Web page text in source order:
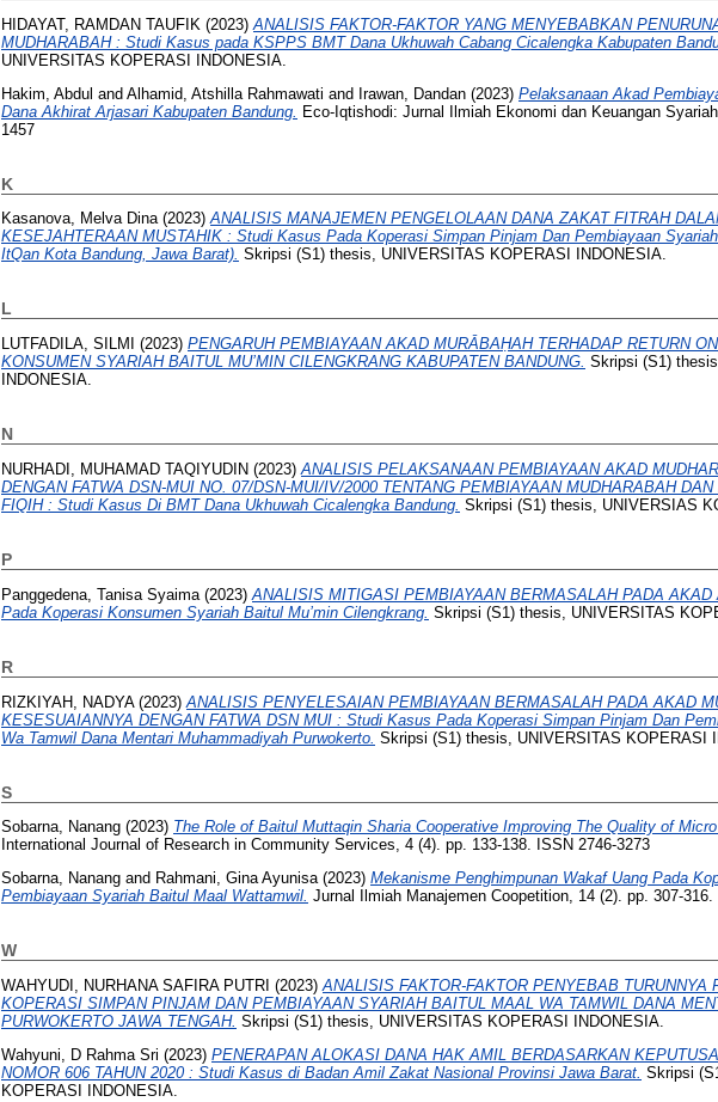
HIDAYAT, RAMDAN TAUFIK (2023) ANALISIS FAKTOR-FAKTOR YANG MENYEBABKAN
MUDHARABAH : Studi Kasus pada KSPPS BMT Dana Ukhuwah Cabang Cicalengka Kabupaten
UNIVERSITAS KOPERASI INDONESIA.
Hakim, Abdul and Alhamid, Atshilla Rahmawati and Irawan, Dandan (2023) Pelaksanaan Akad
Dana Akhirat Arjasari Kabupaten Bandung. Eco-Iqtishodi: Jurnal Ilmiah Ekonomi dan Keuangan
1457
K
Kasanova, Melva Dina(2023)ANALISIS MANAJEMEN PENGELOLAAN DANA ZAKAT FITRAH
KESEJAHTERAAN MUSTAHIK : Studi Kasus Pada Koperasi Simpan Pinjam Dan Pembiayaan
ItQan Kota Bandung, Jawa Barat). Skripsi (S1) thesis, UNIVERSITAS KOPERASI INDONESIA.
L
LUTFADILA, SILMI (2023) PENGARUH PEMBIAYAAN AKAD MURĀBAḤAH TERHADAP RETURN
KONSUMEN SYARIAH BAITUL MU’MIN CILENGKRANG KABUPATEN BANDUNG. Skripsi (S1)
INDONESIA.
N
NURHADI, MUHAMAD TAQIYUDIN (2023) ANALISIS PELAKSANAAN PEMBIAYAAN AKAD
DENGAN FATWA DSN-MUI NO. 07/DSN-MUI/IV/2000 TENTANG PEMBIAYAAN MUDHARABAH
FIQIH : Studi Kasus Di BMT Dana Ukhuwah Cicalengka Bandung. Skripsi (S1) thesis, UNIVERSIAS
P
Panggedena, Tanisa Syaima (2023) ANALISIS MITIGASI PEMBIAYAAN BERMASALAH PADA AKAD
Pada Koperasi Konsumen Syariah Baitul Mu’min Cilengkrang. Skripsi (S1) thesis, UNIVERSITAS
R
RIZKIYAH, NADYA(2023) ANALISIS PENYELESAIAN PEMBIAYAAN BERMASALAH PADA AKAD
KESESUAIANNYA DENGAN FATWA DSN MUI : Studi Kasus Pada Koperasi Simpan Pinjam Dan
Wa Tamwil Dana Mentari Muhammadiyah Purwokerto. Skripsi (S1) thesis, UNIVERSITAS KOPERASI
S
Sobarna, Nanang (2023) The Role of Baitul Muttaqin Sharia Cooperative Improving The Quality of
International Journal of Research in Community Services, 4 (4). pp. 133-138. ISSN 2746-3273
Sobarna, Nanang and Rahmani, Gina Ayunisa(2023) Mekanisme Penghimpunan Wakaf Uang Pada
Pembiayaan Syariah Baitul Maal Wattamwil. Jurnal Ilmiah Manajemen Coopetition, 14 (2). pp. 307-
W
WAHYUDI, NURHANA SAFIRA PUTRI (2023) ANALISIS FAKTOR-FAKTOR PENYEBAB TURUNNYA
KOPERASI SIMPAN PINJAM DAN PEMBIAYAAN SYARIAH BAITUL MAAL WA TAMWIL DANA
PURWOKERTO JAWA TENGAH. Skripsi (S1) thesis, UNIVERSITAS KOPERASI INDONESIA.
Wahyuni, D Rahma Sri (2023) PENERAPAN ALOKASI DANA HAK AMIL BERDASARKAN
NOMOR 606 TAHUN 2020 : Studi Kasus di Badan Amil Zakat Nasional Provinsi Jawa Barat. Skripsi
KOPERASI INDONESIA.